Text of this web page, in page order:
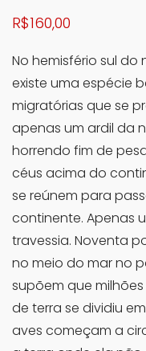
R$160,00
No hemisfério sul
existe uma espécie
migratórias que se
apenas um ardil da
horrendo fim de
céus acima do
se reúnem para
continente. Apenas
travessia. Noventa
no meio do mar no
supõem que
de terra se dividiu
aves começam a